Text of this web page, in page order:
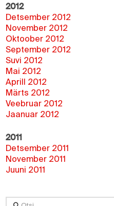
2012
Detsember 2012
November 2012
Oktoober 2012
September 2012
Suvi 2012
Mai 2012
Aprill 2012
Märts 2012
Veebruar 2012
Jaanuar 2012
2011
Detsember 2011
November 2011
Juuni 2011
Otsi